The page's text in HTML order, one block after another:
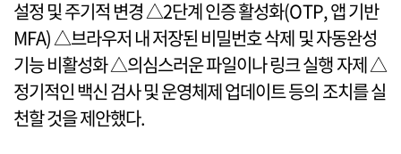
설정 및 주기적 변경 △2단계 인증 활성화(OTP, 앱 기반
MFA) △브라우저 내 저장된 비밀번호 삭제 및 자동완성
기능 비활성화 △의심스러운 파일이나 링크 실행 자제 △
정기적인 백신 검사 및 운영체제 업데이트 등의 조치를 실
천할 것을 제안했다.